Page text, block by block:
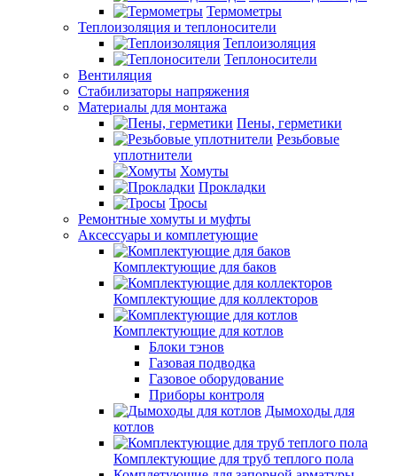
Термометры
Теплоизоляция и теплоносители
Теплоизоляция
Теплоносители
Вентиляция
Стабилизаторы напряжения
Материалы для монтажа
Пены, герметики
Резьбовые
уплотнители
Хомуты
Прокладки
Тросы
Ремонтные хомуты и муфты
Аксессуары и комплетующие
Комплектующие для баков
Комплектующие для коллекторов
Комплектующие для котлов
Блоки тэнов
Газовая подводка
Газовое оборудование
Приборы контроля
Дымоходы для
котлов
Комплектующие для труб теплого пола